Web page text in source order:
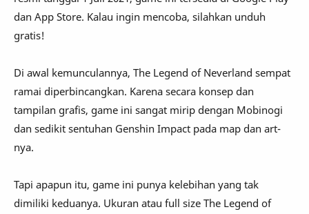
dan App Store. Kalau ingin mencoba, silahkan unduh
gratis!
Di awal kemunculannya, The Legend of Neverland sempat
ramai diperbincangkan. Karena secara konsep dan
tampilan grafis, game ini sangat mirip dengan Mobinogi
dan sedikit sentuhan Genshin Impact pada map dan art-
nya.
Tapi apapun itu, game ini punya kelebihan yang tak
dimiliki keduanya. Ukuran atau full size The Legend of